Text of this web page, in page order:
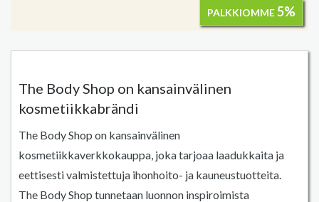
PALKKIOMME5%
The Body Shop on kansainvälinen
kosmetiikkabrändi
The Body Shop on kansainvälinen
kosmetiikkaverkkokauppa, joka tarjoaa laadukkaita ja
eettisesti valmistettuja ihonhoito- ja kauneustuotteita.
The Body Shop tunnetaan luonnon inspiroimista